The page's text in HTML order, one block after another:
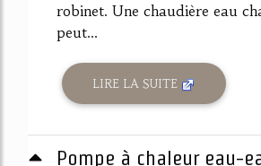
robinet. Une chaudière eau
peut...
LIRE LA SUITE
Pompe à chaleur eau-